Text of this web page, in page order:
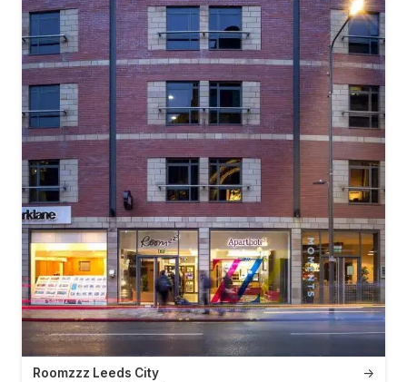
→
Roomzzz Leeds City